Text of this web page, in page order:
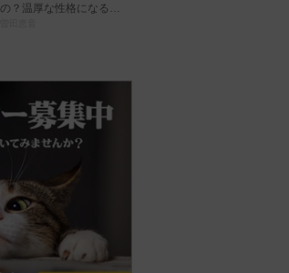
の？温厚な性格になる…